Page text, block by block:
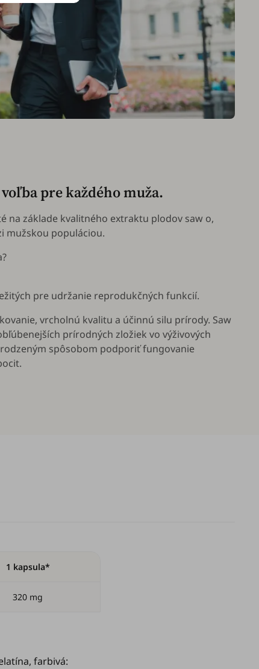
pre každého muža.
na základe kvalitného extraktu plodov saw o,
mužskou populáciou.
pre udržanie reprodukčných funkcií.
vrcholnú kvalitu a účinnú silu prírody. Saw
prírodných zložiek vo výživových
spôsobom podporiť fungovanie
1 kapsula*
320 mg
farbivá: